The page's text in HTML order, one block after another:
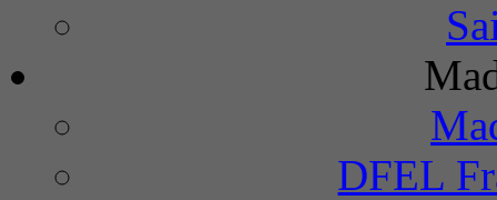
DFEL